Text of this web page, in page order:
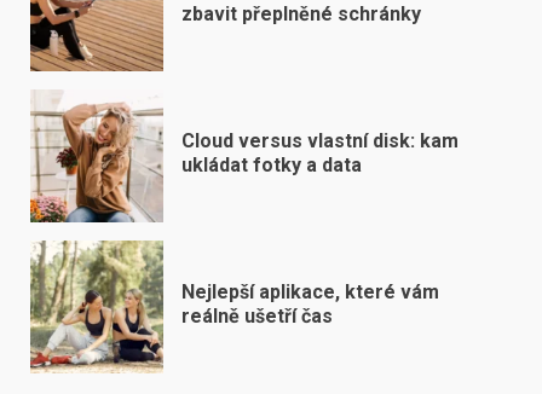
zbavit přeplněné schránky
Cloud versus vlastní disk: kam
ukládat fotky a data
Nejlepší aplikace, které vám
reálně ušetří čas